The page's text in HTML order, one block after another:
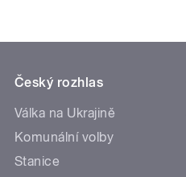
Český rozhlas
Válka na Ukrajině
Komunální volby
Stanice